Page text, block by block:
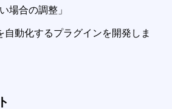
場合の調整」
動化するプラグインを開発しま